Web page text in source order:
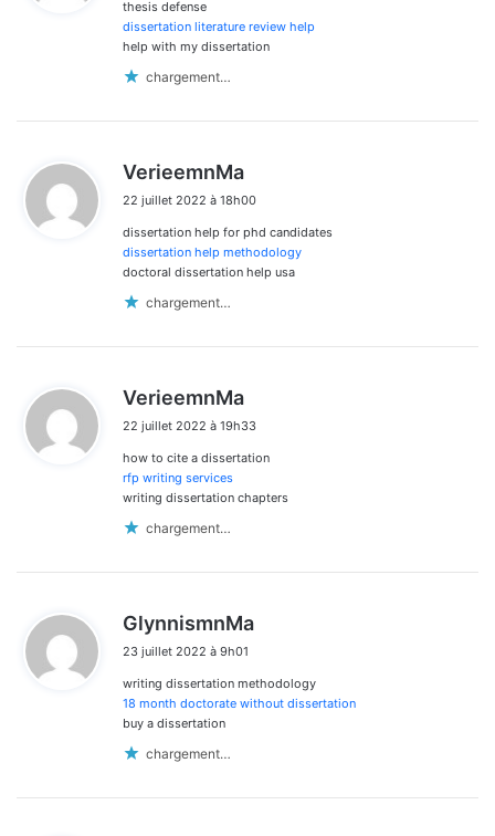
:
thesis defense
dissertation literature review help
help with my dissertation
chargement…
VerieemnMa
t
:
22 juillet 2022 à 18h00
dissertation help for phd candidates
dissertation help methodology
doctoral dissertation help usa
chargement…
VerieemnMa
t
22 juillet 2022 à 19h33
how to cite a dissertation
rfp writing services
writing dissertation chapters
chargement…
GlynnismnMa
:
23 juillet 2022 à 9h01
writing dissertation methodology
18 month doctorate without dissertation
buy a dissertation
chargement…